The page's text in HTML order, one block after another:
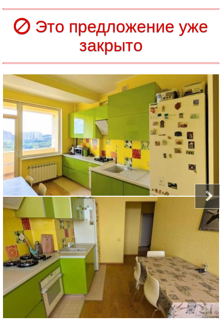
Это предложение уже
закрыто